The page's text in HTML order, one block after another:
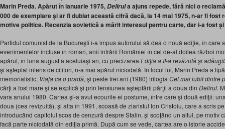
Marin Preda. Apărut în ianuarie 1975,Delirula ajuns repede, fără nici o
000 de exemplare şi ar fi dublat această cifră dacă, la 14 mai 1975, n-ar fi fost
motive politice. Recenzia sovietică a mărit interesul pentru carte, dar i-a fost
Partidul comunist de la Bucureşti i-a impus autorului să dea o nouă ediţie, în care
evenimentelor incluse în roman, anii intrării României în cel de-al doilea război
apărut, în luna august a aceluiaşi an, cu precizarea Ediţia a II-a revăzută şi
şi aşteptat intens de cititori, n-a mai apărut niciodată. În locul lui, Marin Preda a
memorialistic, Viaţa ca o pradă, şi peste trei ani (1980) trilogia Cel mai iubit dintre
cărţi a fost mare şi se explică şi prin tensiunea aşteptării părţii a doua din Delirul.
vara anului 1980. Cartea şi-a avut ecourile ei postume, între care şi două ediţii:
doua (cea revizuită), şi alta în 1991, scoasă de ziaristul Ion Cristoiu, care a scris
introducând capitolul scos de cenzură despre Stalin, şi scoţând un altul, pe motiv
facă parte niciodată din ediţia primă. După cum se vede, cartea are o istorie